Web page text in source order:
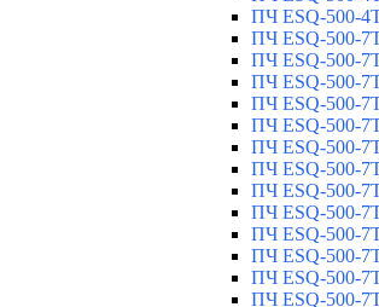
ПЧ ESQ-500-
ПЧ ESQ-500-
ПЧ ESQ-500-
ПЧ ESQ-500-
ПЧ ESQ-500-
ПЧ ESQ-500-
ПЧ ESQ-500-
ПЧ ESQ-500-
ПЧ ESQ-500-
ПЧ ESQ-500-
ПЧ ESQ-500-
ПЧ ESQ-500-
ПЧ ESQ-500-
ПЧ ESQ-500-